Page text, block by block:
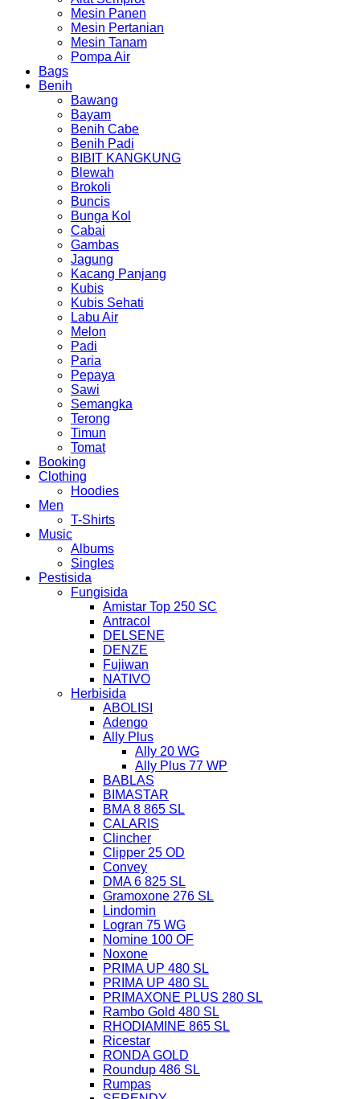
Mesin Panen
Mesin Pertanian
Mesin Tanam
Pompa Air
Bags
Benih
Bawang
Bayam
Benih Cabe
Benih Padi
BIBIT KANGKUNG
Blewah
Brokoli
Buncis
Bunga Kol
Cabai
Gambas
Jagung
Kacang Panjang
Kubis
Kubis Sehati
Labu Air
Melon
Padi
Paria
Pepaya
Sawi
Semangka
Terong
Timun
Tomat
Booking
Clothing
Hoodies
Men
T-Shirts
Music
Albums
Singles
Pestisida
Fungisida
Amistar Top 250 SC
Antracol
DELSENE
DENZE
Fujiwan
NATIVO
Herbisida
ABOLISI
Adengo
Ally Plus
Ally 20 WG
Ally Plus 77 WP
BABLAS
BIMASTAR
BMA 8 865 SL
CALARIS
Clincher
Clipper 25 OD
Convey
DMA 6 825 SL
Gramoxone 276 SL
Lindomin
Logran 75 WG
Nomine 100 OF
Noxone
PRIMA UP 480 SL
PRIMA UP 480 SL
PRIMAXONE PLUS 280 SL
Rambo Gold 480 SL
RHODIAMINE 865 SL
Ricestar
RONDA GOLD
Roundup 486 SL
Rumpas